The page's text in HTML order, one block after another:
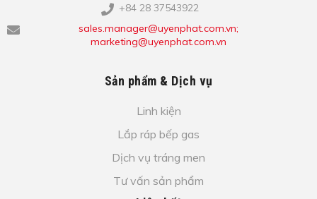
+84 28 37543922
sales.manager@uyenphat.com.vn;
marketing@uyenphat.com.vn
Sản phẩm & Dịch vụ
Linh kiện
Lắp ráp bếp gas
Dịch vụ tráng men
Tư vấn sản phẩm